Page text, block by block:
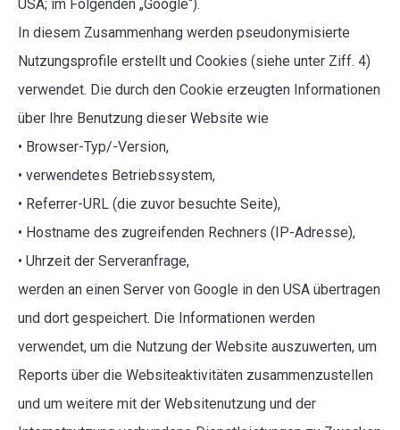
USA; im Folgenden „Google“).
In diesem Zusammenhang werden pseudonymisierte
Nutzungsprofile erstellt und Cookies (siehe unter Ziff. 4)
verwendet. Die durch den Cookie erzeugten Informationen
über Ihre Benutzung dieser Website wie
• Browser-Typ/-Version,
• verwendetes Betriebssystem,
• Referrer-URL (die zuvor besuchte Seite),
• Hostname des zugreifenden Rechners (IP-Adresse),
• Uhrzeit der Serveranfrage,
werden an einen Server von Google in den USA übertragen
und dort gespeichert. Die Informationen werden
verwendet, um die Nutzung der Website auszuwerten, um
Reports über die Websiteaktivitäten zusammenzustellen
und um weitere mit der Websitenutzung und der